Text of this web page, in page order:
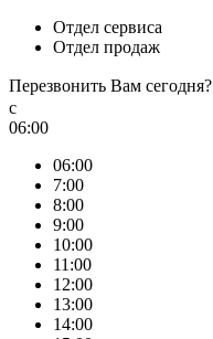
Отдел сервиса
Отдел продаж
Перезвонить Вам сегодня?
c
06:00
06:00
7:00
8:00
9:00
10:00
11:00
12:00
13:00
14:00